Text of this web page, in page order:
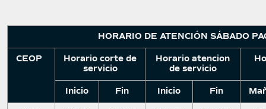
HORARIO DE ATENCIÓN SÁBADO
CEOP
Horario corte de
servicio
Horario atencion
de servicio
Inicio Fin Inicio Fin